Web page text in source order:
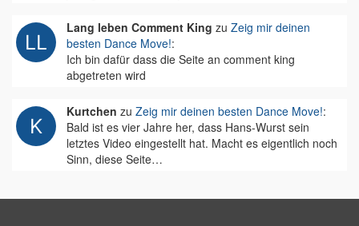
Lang leben Comment King zu Zeig mir deinen
besten Dance Move!:
Ich bin dafür dass die Seite an comment king
abgetreten wird
Kurtchen zu Zeig mir deinen besten Dance Move!:
Bald ist es vier Jahre her, dass Hans-Wurst sein
letztes Video eingestellt hat. Macht es eigentlich noch
Sinn, diese Seite…